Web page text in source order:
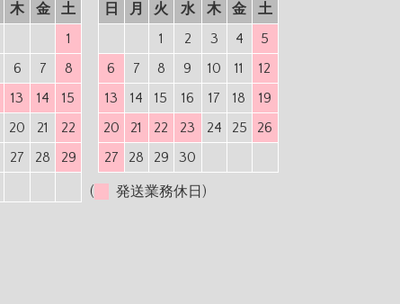
木 金
土
1
6 7
8
13 14
15
20 21
22
27 28
29
日
月 火 水 木 金
土
1
2 3 4
5
6
7 8 9 10 11
12
13
14 15 16 17 18
19
20
21 22 23 24 25
26
27
28 29 30
( 発送業務休日)